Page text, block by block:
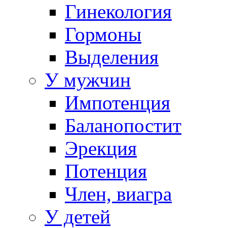
Гинекология
Гормоны
Выделения
У мужчин
Импотенция
Баланопостит
Эрекция
Потенция
Член, виагра
У детей